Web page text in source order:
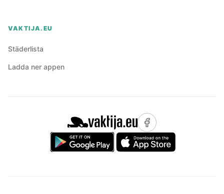
VAKTIJA.EU
Städerlista
Ladda ner appen